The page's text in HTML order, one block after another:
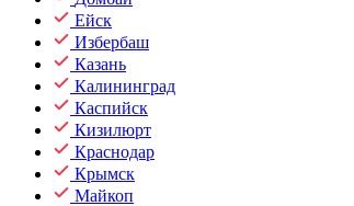
Ейск
Избербаш
Казань
Калининград
Каспийск
Кизилюрт
Краснодар
Крымск
Майкоп